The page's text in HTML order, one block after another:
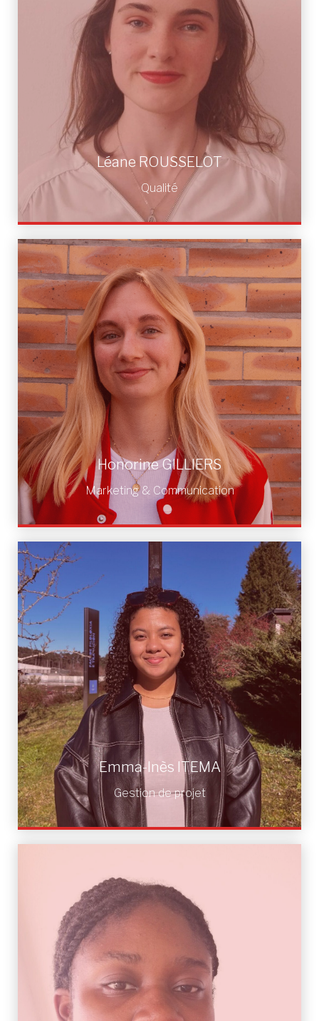
Léane ROUSSELOT
Qualité
Léane ROUSSELOT
Honorine GILLIERS
Marketing & Communication
Honorine GILLIERS
Marketing & Communication
Emma-Inès ITEMA
Gestion de projet
Emma-Inès ITEMA
Gestion de projet